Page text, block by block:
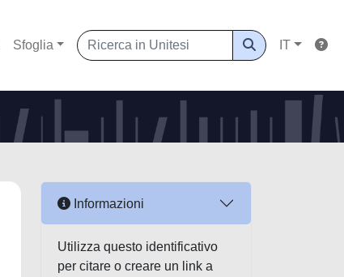
Sfoglia IT
Informazioni
Utilizza questo identificativo
per citare o creare un link a